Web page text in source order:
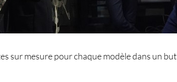
sur mesure pour chaque modèle dans un but